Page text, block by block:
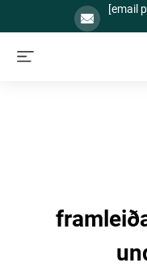
[email